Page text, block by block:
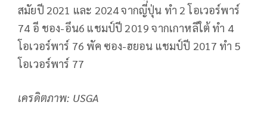
สมัยปี 2021 และ 2024 จากญี่ปุ่น ทำ 2 โอเวอร์พาร์
74 อี ชอง-อึน6 แชมป์ปี 2019 จากเกาหลีใต้ ทำ 4
โอเวอร์พาร์ 76 พัค ซอง-ฮยอน แชมป์ปี 2017 ทำ 5
โอเวอร์พาร์ 77
เครดิตภาพ: USGA